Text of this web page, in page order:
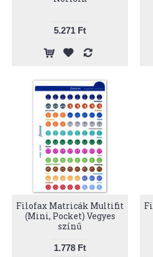
5.271 Ft
Filofax Matricák Multifit
(Mini, Pocket) Vegyes
színű
1.778 Ft